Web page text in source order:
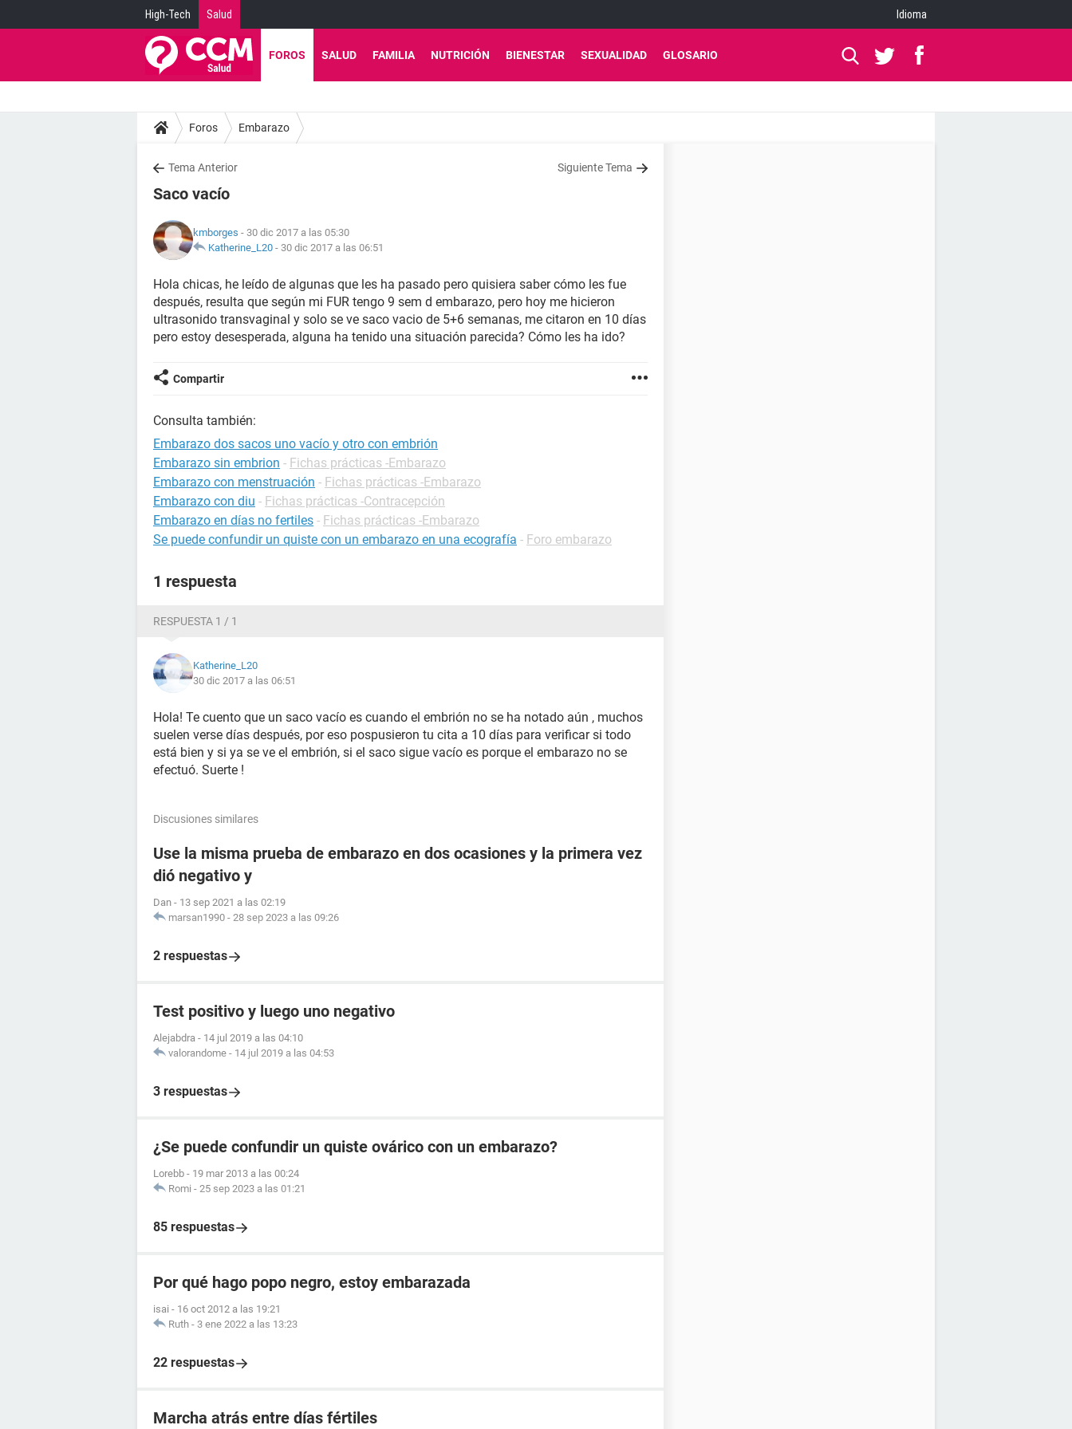
High-Tech Salud Idioma
FOROS SALUD FAMILIA NUTRICIÓN BIENESTAR SEXUALIDAD GLOSARIO
Foros Embarazo
Tema Anterior Siguiente Tema
Saco vacío
kmborges - 30 dic 2017 a las 05:30
Katherine_L20 - 30 dic 2017 a las 06:51
Hola chicas, he leído de algunas que les ha pasado pero quisiera saber cómo les fue
después, resulta que según mi FUR tengo 9 sem d embarazo, pero hoy me hicieron
ultrasonido transvaginal y solo se ve saco vacio de 5+6 semanas, me citaron en 10 días
pero estoy desesperada, alguna ha tenido una situación parecida? Cómo les ha ido?
Compartir
Consulta también:
Embarazo dos sacos uno vacío y otro con embrión
Embarazo sin embrion - Fichas prácticas -Embarazo
Embarazo con menstruación - Fichas prácticas -Embarazo
Embarazo con diu - Fichas prácticas -Contracepción
Embarazo en días no fertiles - Fichas prácticas -Embarazo
Se puede confundir un quiste con un embarazo en una ecografía - Foro embarazo
1 respuesta
RESPUESTA 1 / 1
Katherine_L20
30 dic 2017 a las 06:51
Hola! Te cuento que un saco vacío es cuando el embrión no se ha notado aún , muchos
suelen verse días después, por eso pospusieron tu cita a 10 días para verificar si todo
está bien y si ya se ve el embrión, si el saco sigue vacío es porque el embarazo no se
efectuó. Suerte !
Discusiones similares
Use la misma prueba de embarazo en dos ocasiones y la primera vez
dió negativo y
Dan - 13 sep 2021 a las 02:19
marsan1990 - 28 sep 2023 a las 09:26
2 respuestas
Test positivo y luego uno negativo
Alejabdra - 14 jul 2019 a las 04:10
valorandome - 14 jul 2019 a las 04:53
3 respuestas
¿Se puede confundir un quiste ovárico con un embarazo?
Lorebb - 19 mar 2013 a las 00:24
Romi - 25 sep 2023 a las 01:21
85 respuestas
Por qué hago popo negro, estoy embarazada
isai - 16 oct 2012 a las 19:21
Ruth - 3 ene 2022 a las 13:23
22 respuestas
Marcha atrás entre días fértiles